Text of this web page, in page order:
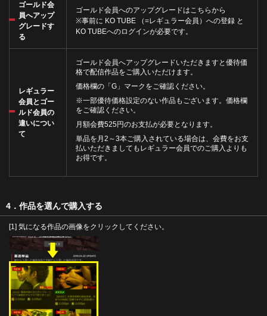
ゴールド会
員へアップ
グレードす
る
ゴールド会員へのアップグレードはこちらから
※事前に KO TUBE （=レギュラー会員）への登録 と
KO TUBEへのログインが必要です。
レギュラー
会員とゴー
ルド会員の
違いについ
て
ゴールド会員へアップグレードいただきますと優待価
格で配信作品をご購入いただけます。
価格欄の「G」マークをご確認ください。
※一部優待価格設定のない作品もございます。価格欄
をご確認ください。
月額会費525円のお支払が必要となります。
単品を月2～3本ご購入されている場合は、会費をお支
払いただきましてもレギュラー会員でのご購入よりも
お得です。
4．作品を選んで購入する
[1] 気になる作品の画像をクリックしてください。